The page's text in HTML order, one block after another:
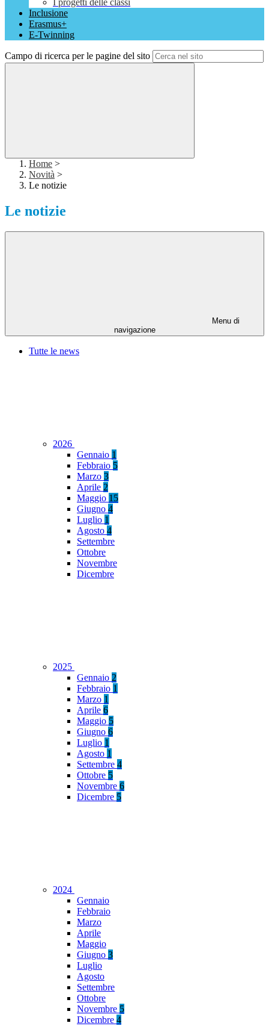
I progetti delle classi
Inclusione
Erasmus+
E-Twinning
Campo di ricerca per le pagine del sito
Home >
Novità >
Le notizie
Le notizie
Menu di
navigazione
Tutte le news
2026
Gennaio 1
Febbraio 5
Marzo 3
Aprile 2
Maggio 15
Giugno 4
Luglio 1
Agosto 4
Settembre
Ottobre
Novembre
Dicembre
2025
Gennaio 2
Febbraio 1
Marzo 1
Aprile 6
Maggio 5
Giugno 6
Luglio 1
Agosto 1
Settembre 4
Ottobre 5
Novembre 6
Dicembre 5
2024
Gennaio
Febbraio
Marzo
Aprile
Maggio
Giugno 3
Luglio
Agosto
Settembre
Ottobre
Novembre 5
Dicembre 4